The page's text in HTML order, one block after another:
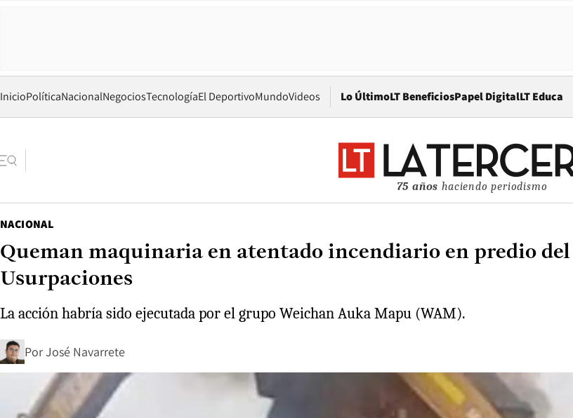
InicioPolíticaNacionalNegociosTecnologíaEl DeportivoMundoVideos Lo ÚltimoLT BeneficiosPapel DigitalOpens in
LT Educa
75 años haciendo periodismo
NACIONAL
Queman maquinaria en atentado incendiario en predio
Usurpaciones
La acción habría sido ejecutada por el grupo Weichan Auka Mapu (WAM).
PorJosé Navarrete